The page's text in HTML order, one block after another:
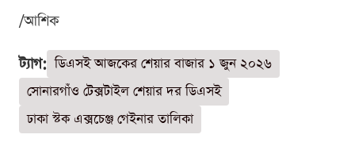
/আশিক
ট্যাগ: ডিএসই আজকের শেয়ার বাজার ১ জুন ২০২৬
সোনারগাঁও টেক্সটাইল শেয়ার দর ডিএসই
ঢাকা স্টক এক্সচেঞ্জ গেইনার তালিকা